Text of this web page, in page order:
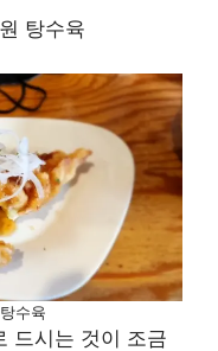
탕수육
수육
드시는 것이 조금